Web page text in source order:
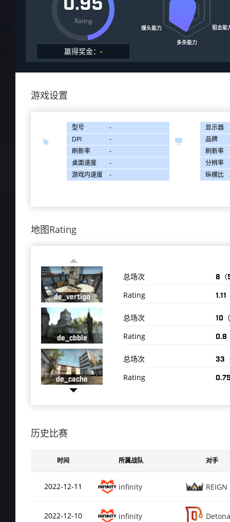
Rating
赢得奖金： -
游戏设置

型号
-
DPI
-
刷新率
-
桌面速度
-
游戏内速度
-

显示器
品牌
刷新率
分辨率
纵横比
地图Rating
de_vertigo
总场次 8（
Rating 1.11
de_cbble
总场次 10
Rating 0.8
de_cache
总场次 33
Rating
de_train Rating
总场次 79
历史比赛
时间 所属战队 对手
2022-12-11 infinity REIGN
2022-12-10 infinity